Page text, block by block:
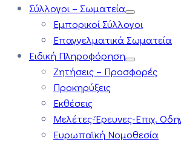
Σύλλογοι – Σωματεία
Εμπορικοί Σύλλογοι
Επαγγελματικά Σωματεία
Ειδική Πληροφόρηση
Ζητήσεις – Προσφορές
Προκηρύξεις
Εκθέσεις
Μελέτες-Έρευνες-Επιχ.
Ευρωπαϊκή Νομοθεσία